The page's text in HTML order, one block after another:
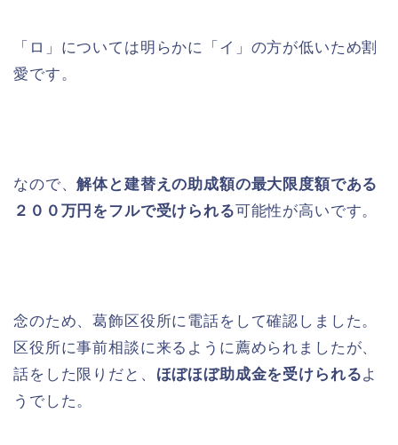
「ロ」については明らかに「イ」の方が低いため割
愛です。
なので、解体と建替えの助成額の最大限度額である
２００万円をフルで受けられる可能性が高いです。
念のため、葛飾区役所に電話をして確認しました。
区役所に事前相談に来るように薦められましたが、
話をした限りだと、 ほぼほぼ助成金を受けられるよ
うでした。